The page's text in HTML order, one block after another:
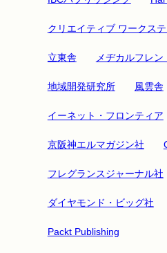
クリエイティブ ワークス
立東舎 メヂカルフレン
地域開発研究所 風雲舎
イーネット・フロンティア
京阪神エルマガジン社
フレグランスジャーナル社
ダイヤモンド・ビッグ社
Packt Publishing